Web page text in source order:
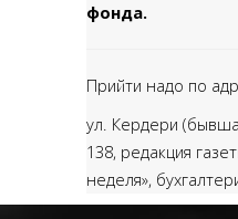
фонда.
Прийти надо по
ул. Кердери
138, редакция
неделя»,